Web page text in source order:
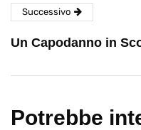
Successivo
Un Capodanno in
Potrebbe